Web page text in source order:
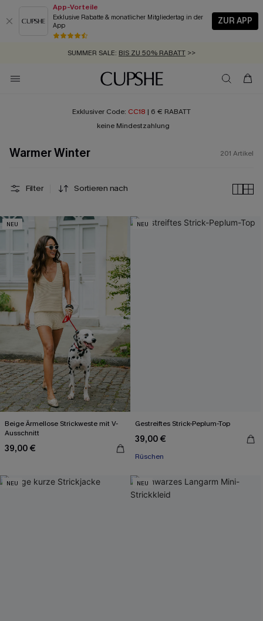
App-Vorteile
Exklusive Rabatte & monatlicher Mitgliedertag in der
App
ZUR APP
GRATIS MASSBAND MIT JEDEM SCHNELLVERSAND-ARTIKEL >>
SUMMER SALE:
ZUM NEWSLETTER:BIS ZU -20% EXTRA ERHALTEN
KOSTENLOSER VERSAND AB 89 €
Exklusiver Code: CC18 | 6 € RABATT
keine Mindestzahlung
Warmer Winter 201 Artikel
Filter Sortieren nach
NEU
Beige Ärmellose Strickweste mit V-
Ausschnitt
39,00 €
NEU
Gestreiftes Strick-Peplum-Top
39,00 €
Rüschen
NEU NEU